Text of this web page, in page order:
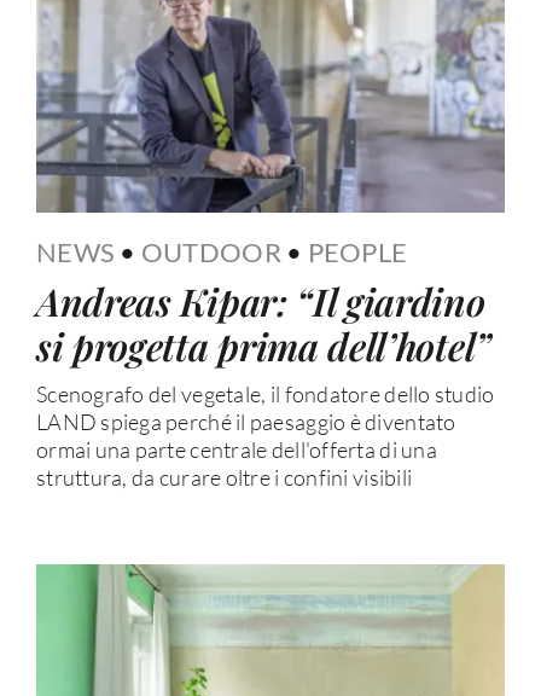
NEWS • OUTDOOR• PEOPLE
Andreas Kipar: “Il giardino
si progetta prima dell’hotel”
Scenografo del vegetale, il fondatore dello studio
LAND spiega perché il paesaggio è diventato
ormai una parte centrale dell'offerta di una
struttura, da curare oltre i confini visibili